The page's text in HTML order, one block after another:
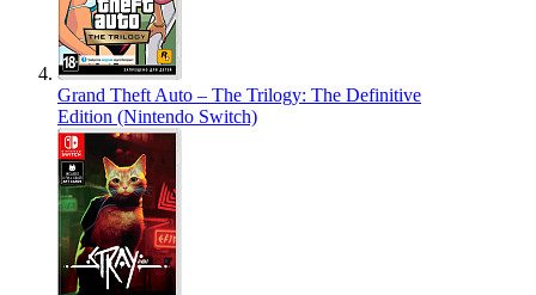
Grand Theft Auto – The Trilogy: The Definitive
Edition (Nintendo Switch)